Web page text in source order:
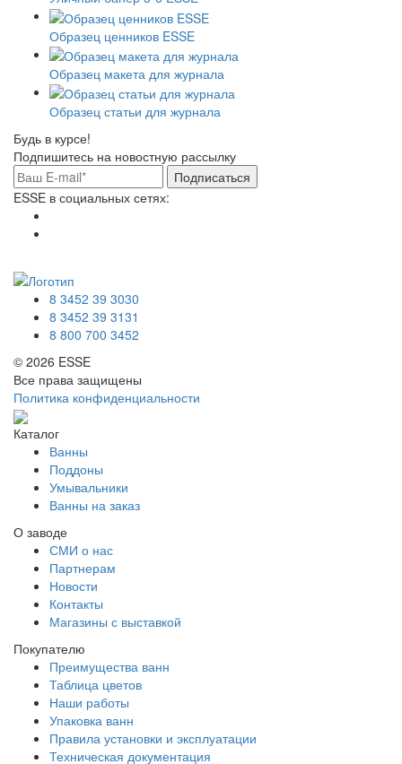
Образец ценников ESSE
Образец макета для журнала
Образец статьи для журнала
Будь в курсе!
Подпишитесь на новостную рассылку
Подписаться
ESSE в социальных сетях:
8 3452 39 3030
8 3452 39 3131
8 800 700 3452
© 2026 ESSE
Все права защищены
Политика конфиденциальности
Каталог
Ванны
Поддоны
Умывальники
Ванны на заказ
О заводе
СМИ о нас
Партнерам
Новости
Контакты
Магазины с выставкой
Покупателю
Преимущества ванн
Таблица цветов
Наши работы
Упаковка ванн
Правила установки и эксплуатации
Техническая документация